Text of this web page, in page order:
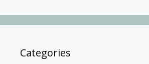
Categories